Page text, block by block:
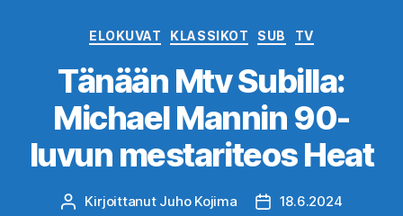
Kategoriat
ELOKUVAT KLASSIKOT SUB TV
Tänään Mtv Subilla:
Michael Mannin 90-
luvun mestariteos Heat
Kirjoittaja
Kirjoittanut Juho Kojima Julkaisupäivämäärä
18.6.2024